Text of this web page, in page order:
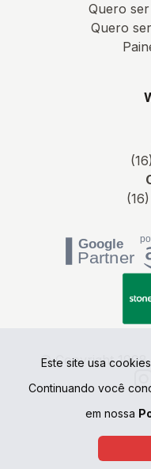
Quero
Quero
© Copyright
Este site usa
Continuando você
em nossa